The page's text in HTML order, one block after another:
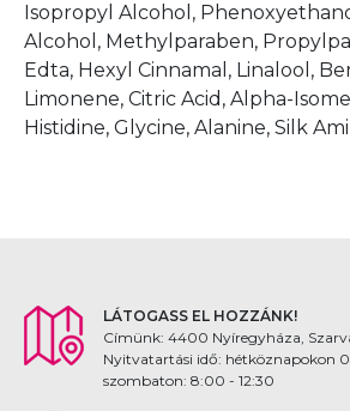
Isopropyl Alcohol,
Alcohol, Methylparaben,
Edta, Hexyl Cinnamal, Linalool,
Limonene, Citric Acid, Alpha-
Histidine, Glycine, Alanine, Silk
LÁTOGASS EL HOZZÁNK!
Címünk: 4400 Nyíregyháza,
Nyitvatartási idő: hétköznapokon
szombaton: 8:00 - 12:30